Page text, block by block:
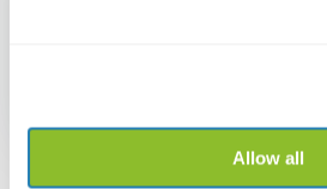
Allow all
€ 35,28